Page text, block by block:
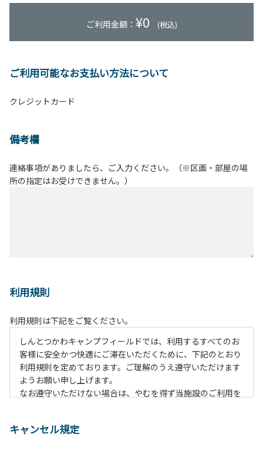
ご利用金額： ¥0 (税込)
ご利用可能なお支払い方法について
クレジットカード
備考欄
連絡事項がありましたら、ご入力ください。（※区画・部屋の場
所の指定はお受けできません。）
利用規則
利用規則は下記をご覧ください。
しんとつかわキャンプフィールドでは、利用するすべてのお
客様に安全かつ快適にご滞在いただくために、下記のとおり
利用規則を定めております。ご理解のうえ遵守いただけます
ようお願い申し上げます。
なお遵守いただけない場合は、やむを得ず当施設のご利用を
【ご利用上の注意事項ならびに禁止事項】
キャンセル規定